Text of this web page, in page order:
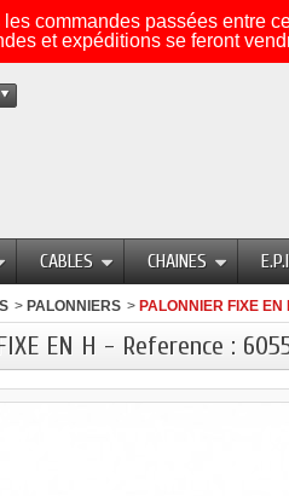
commandes passées entre
et expéditions se feront
CABLES CHAINES
> PALONNIERS > PALONNIER FIXE EN
EN H - Reference :